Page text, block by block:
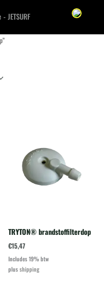
Sprache
TRYTON® brandstoffilterdop
€15,47
Includes 19% btw
plusshipping